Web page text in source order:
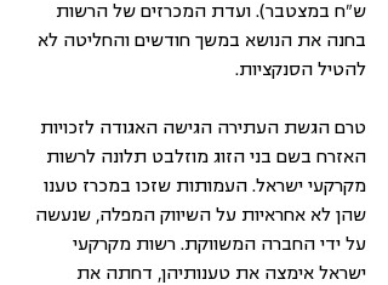
ש"ח במצטבר). ועדת המכרזים של הרשות
בחנה את הנושא במשך חודשים והחליטה לא
להטיל הסנקציות.
טרם הגשת העתירה הגישה האגודה לזכויות
האזרח בשם בני הזוג מוזלבט תלונה לרשות
מקרקעי ישראל. העמותות שזכו במכרז טענו
שהן לא אחראיות על השיווק המפלה, שנעשה
על ידי החברה המשווקת. רשות מקרקעי
ישראל אימצה את טענותיהן, דחתה את